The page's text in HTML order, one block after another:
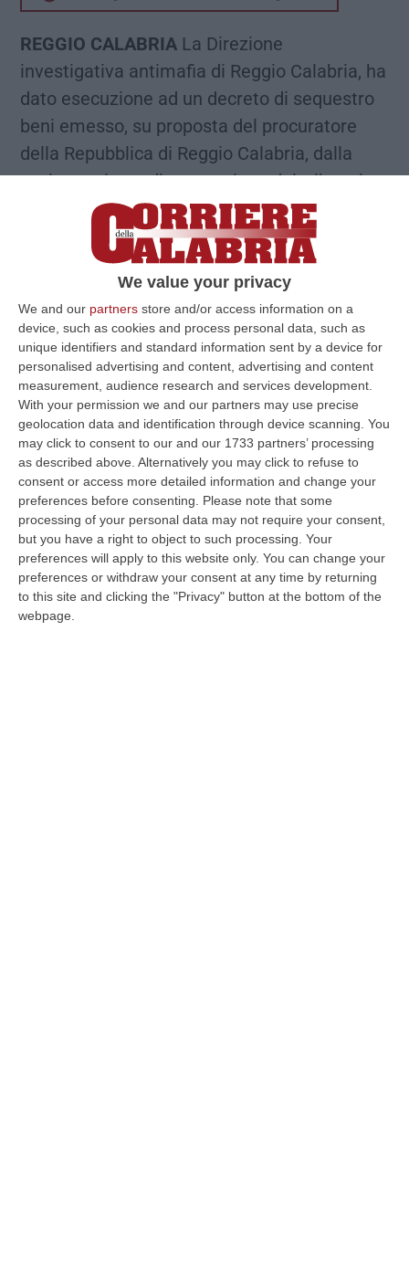
We value your privacy
We and our partners store and/or access information on a
device, such as cookies and process personal data, such as
unique identifiers and standard information sent by a device for
personalised advertising and content, advertising and content
measurement, audience research and services development.
With your permission we and our partners may use precise
geolocation data and identification through device scanning. You
may click to consent to our and our 1733 partners’ processing
as described above. Alternatively you may click to refuse to
consent or access more detailed information and change your
preferences before consenting. Please note that some
processing of your personal data may not require your consent,
but you have a right to object to such processing. Your
preferences will apply to this website only. You can change your
preferences or withdraw your consent at any time by returning
to this site and clicking the "Privacy" button at the bottom of the
webpage.
REGGIO CALABRIA La Direzione
investigativa antimafia di Reggio Calabria, ha
dato esecuzione ad un decreto di sequestro
beni emesso, su proposta del procuratore
della Repubblica di Reggio Calabria, dalla
sezione misure di prevenzione del tribunale
reggino nei confronti di Domenico
Passalacqua, 64enne imprenditore originario
di Reggio Calabria, operante nel settore della
ristorazione, ritenuto esponente della cosca
Buda-Imerti, egemone nei comuni di Villa San
Giovanni, Fiumara di Muro e territori vicini,
attualmente in regime di detenzione
carceraria. L’uomo, già destinatario di
ordinanza di custodia cautelare in carcere,
emessa il 9 giugno 2010 dal Gip di Reggio
Calabria nell’ambito dell’operazione ‘Meta’,
nello stesso procedimento penale, con
sentenza del Tribunale di Reggio Calabria del
7 maggio 2014, è stato condannato alla pena
di 16 anni di reclusione per associazione a
delinquere di stampo mafioso e turbativa